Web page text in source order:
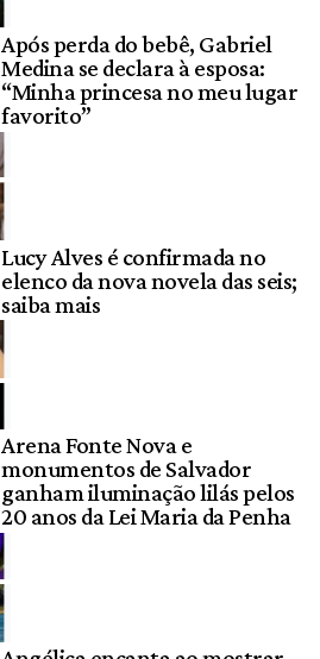
Após perda do bebê, Gabriel
Medina se declara à esposa:
“Minha princesa no meu lugar
favorito”
Lucy Alves é confirmada no
elenco da nova novela das seis;
saiba mais
Arena Fonte Nova e
monumentos de Salvador
ganham iluminação lilás pelos
20 anos da Lei Maria da Penha